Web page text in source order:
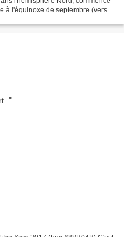
à l'équinoxe de septembre (vers le